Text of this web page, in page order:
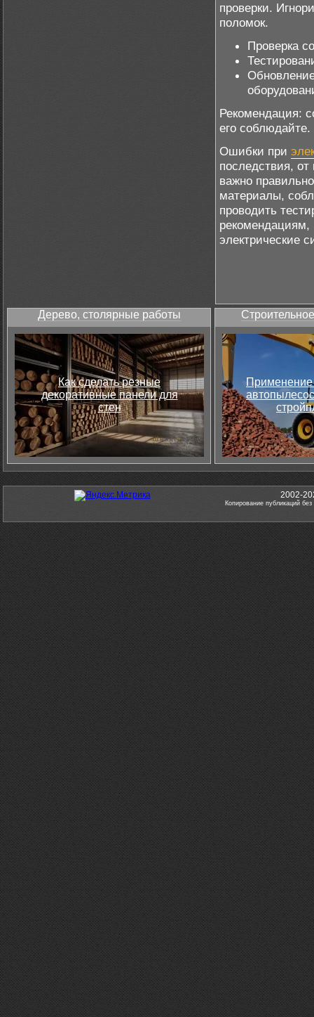
проверки.
поломок.
Проверка
Рекомендация:
его соблюдайте.
Ошибки при
последствия,
важно
материалы,
проводить
рекомендациям,
электрические
Дерево, столярные работы
Как сделать резные
декоративные панели для
стен
Применение
2002-
Копирование публикаций